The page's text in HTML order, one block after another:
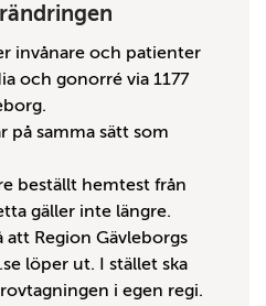
invånare och patienter
och gonorré via 1177
på samma sätt som
beställt hemtest från
gäller inte längre.
Region Gävleborgs
löper ut. I stället ska
i egen regi.